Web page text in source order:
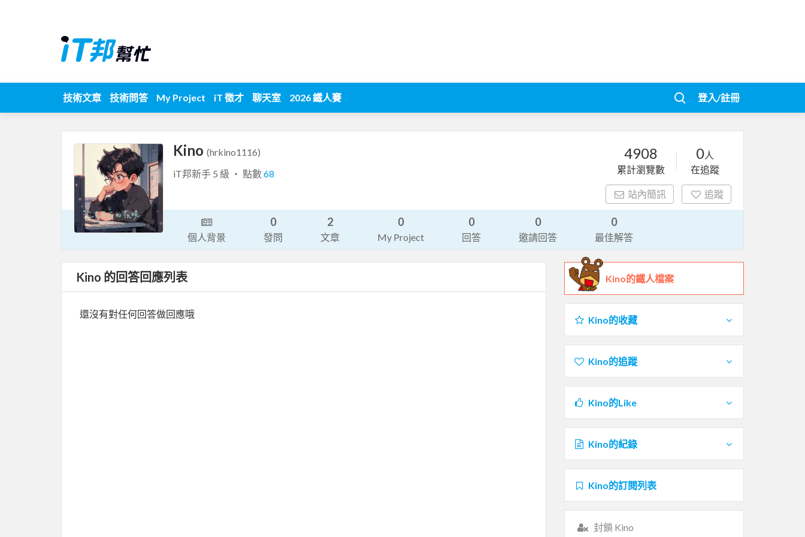
技術文章 技術問答 My Project iT 徵才 聊天室 2026 鐵人賽 登入/註冊
Kino (hrkino1116)
iT邦新手 5 級 ‧ 點數68
4908
累計瀏覽數
0人
在追蹤
站內簡訊 追蹤
個人背景
0
發問
2
文章
0
My Project
0
回答
0
邀請回答
0
最佳解答
Kino 的回答回應列表
還沒有對任何回答做回應哦
Kino的鐵人檔案
Kino的收藏
Kino的追蹤
Kino的Like
Kino的紀錄
Kino的訂閱列表
封鎖 Kino